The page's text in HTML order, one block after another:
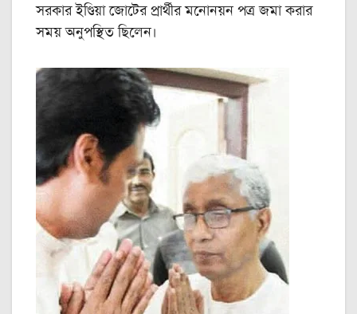
সরকার ইণ্ডিয়া জোটের প্রার্থীর মনোনয়ন পত্র জমা করার
সময় অনুপস্থিত ছিলেন।